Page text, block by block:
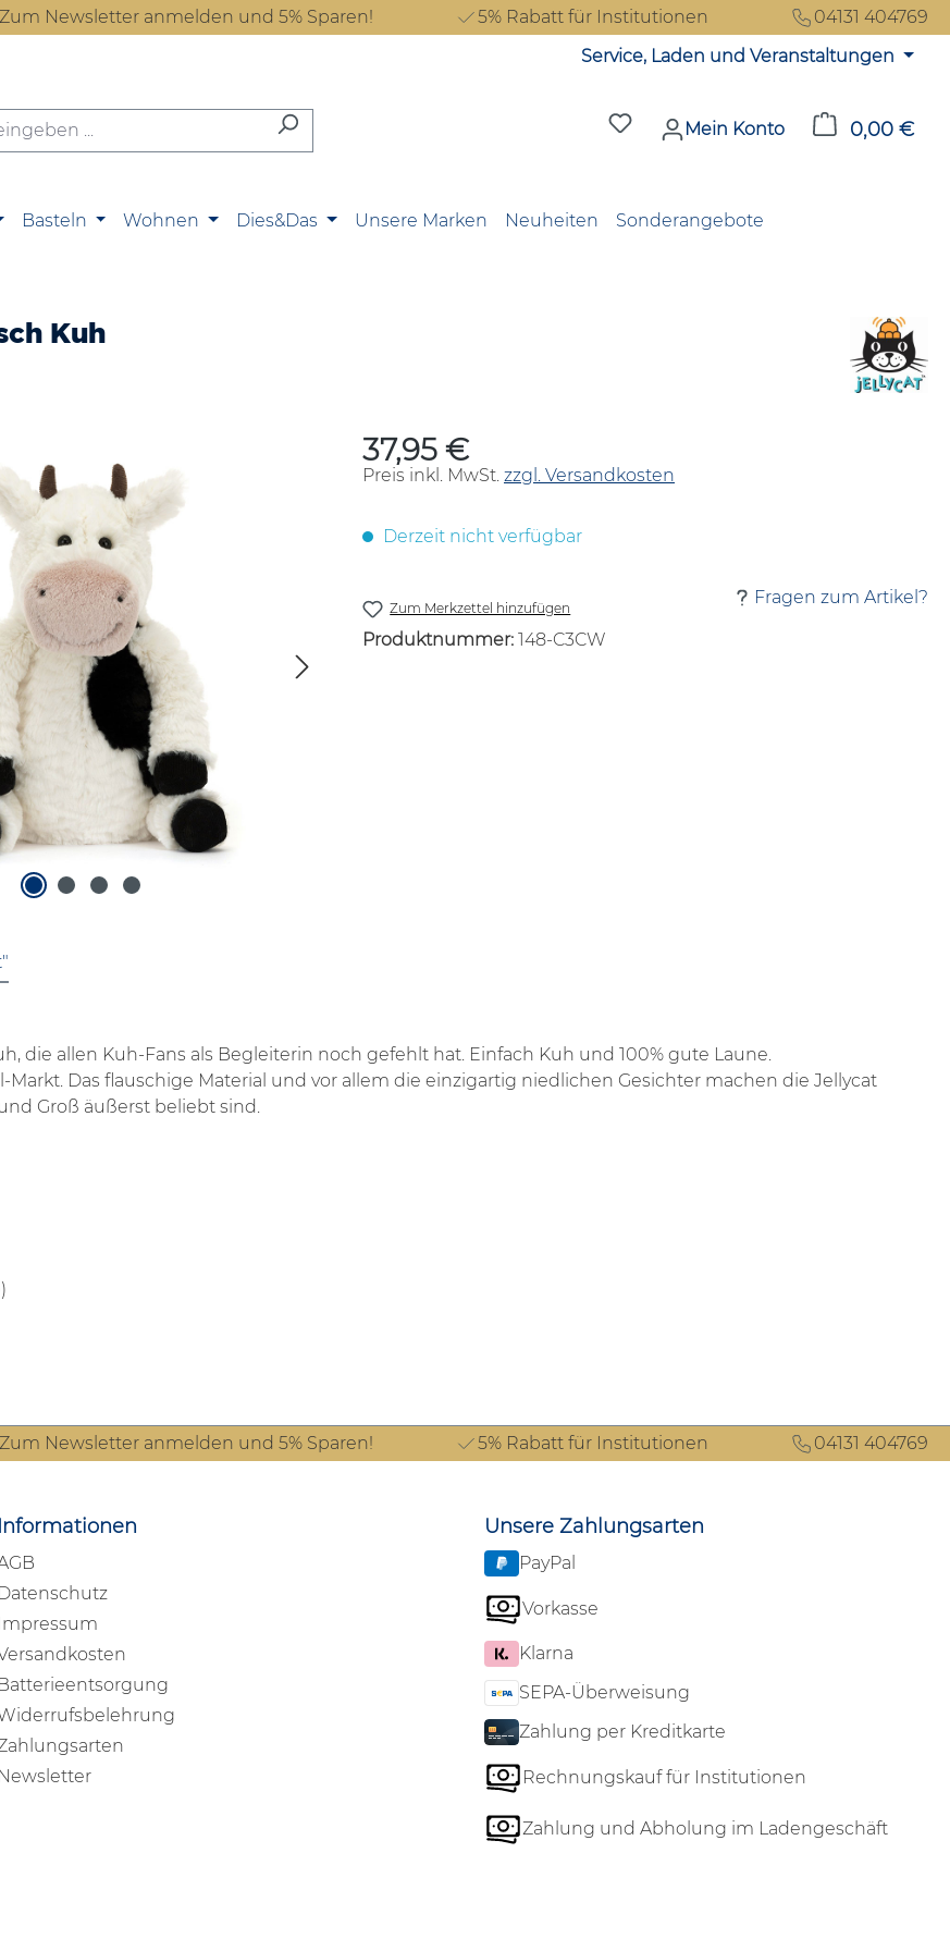
Zum Newsletter anmelden und 5% Sparen! 5% Rabatt für Institutionen
04131 404769
Service, Laden und Veranstaltungen
Du hast 0 Produkte auf dem
Mein Konto 0,00 €
Basteln Wohnen Dies&Das Unsere Marken Neuheiten Sonderangebote
Kuh
Regulärer Preis:
37,95 €
Preis inkl. MwSt. zzgl. Versandkosten
Derzeit nicht verfügbar
Zum Merkzettel hinzufügen
Fragen zum Artikel?
Produktnummer: 148-C3CW
die allen Kuh-Fans als Begleiterin noch gefehlt hat. Einfach Kuh und 100% gute Laune.
Das flauschige Material und vor allem die einzigartig niedlichen Gesichter machen die Jellycat
Groß äußerst beliebt sind.
Zum Newsletter anmelden und 5% Sparen! 5% Rabatt für Institutionen 04131 404769
Informationen
Datenschutz
Impressum
Batterieentsorgung
Newsletter
Unsere Zahlungsarten
PayPal
Vorkasse
Klarna
SEPA-Überweisung
Zahlung per Kreditkarte
Rechnungskauf für Institutionen
Zahlung und Abholung im Ladengeschäft